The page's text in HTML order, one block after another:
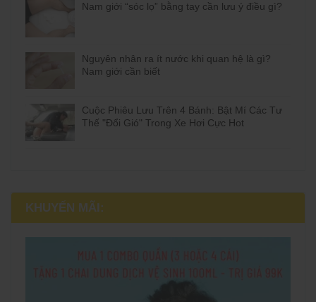
Nam giới “sóc lọ” bằng tay cần lưu ý điều gì?
Nguyên nhân ra ít nước khi quan hệ là gì?
Nam giới cần biết
Cuộc Phiêu Lưu Trên 4 Bánh: Bật Mí Các Tư
Thế "Đổi Gió" Trong Xe Hơi Cực Hot
KHUYẾN MÃI: